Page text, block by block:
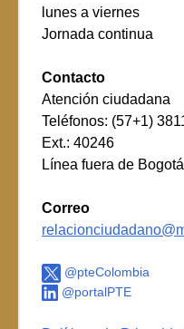
lunes a viernes
Jornada continua
Contacto
Atención ciudadana
Teléfonos: (57+1)
Ext.: 40246
Línea fuera de
Correo
@pteColombia
@portalPTE